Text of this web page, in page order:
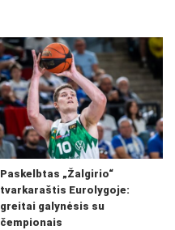
Paskelbtas „Žalgirio“
tvarkaraštis Eurolygoje:
greitai galynėsis su
čempionais